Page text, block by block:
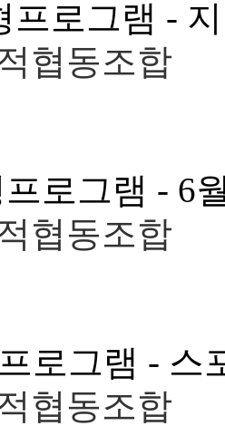
프로그램 -
협동조합
프로그램 - 6
협동조합
로그램 - 스
협동조합